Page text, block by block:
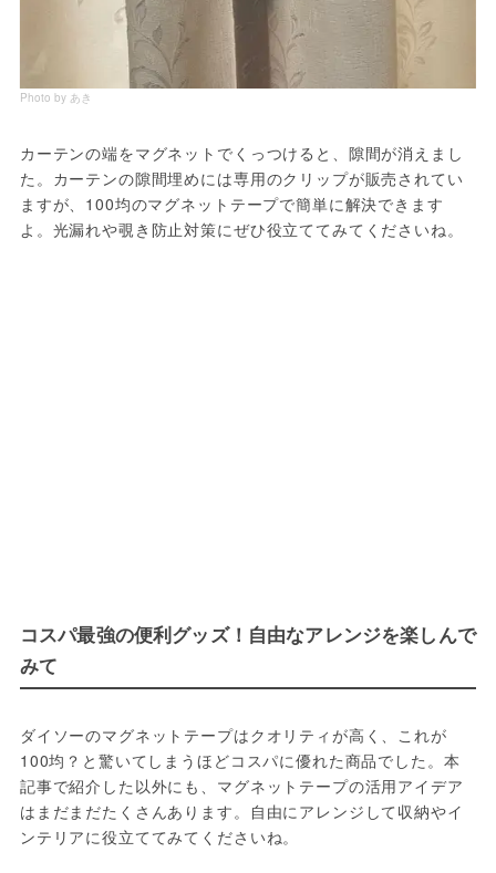
Photo by あき
カーテンの端をマグネットでくっつけると、隙間が消えまし
た。カーテンの隙間埋めには専用のクリップが販売されてい
ますが、100均のマグネットテープで簡単に解決できます
よ。光漏れや覗き防止対策にぜひ役立ててみてくださいね。
コスパ最強の便利グッズ！自由なアレンジを楽しんで
みて
ダイソーのマグネットテープはクオリティが高く、これが
100均？と驚いてしまうほどコスパに優れた商品でした。本
記事で紹介した以外にも、マグネットテープの活用アイデア
はまだまだたくさんあります。自由にアレンジして収納やイ
ンテリアに役立ててみてくださいね。